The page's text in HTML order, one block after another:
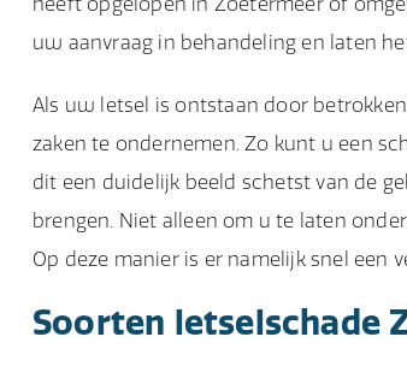
uw aanvraag in behandeling en laten
Als uw letsel is ontstaan door
zaken te ondernemen. Zo kunt u een
dit een duidelijk beeld schetst van de
brengen. Niet alleen om u te laten
Op deze manier is er namelijk snel een
Soorten letselschade